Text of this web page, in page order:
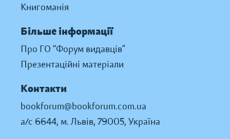
Книгоманія
Більше інформації
Про ГО “Форум видавців”
Презентаційні матеріали
Контакти
bookforum@bookforum.com.ua
а/с 6644, м. Львів, 79005, Україна